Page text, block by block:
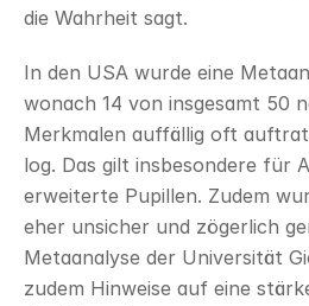
die Wahrheit sagt.
In den USA wurde eine
wonach 14 von insgesamt 50
Merkmalen auffällig oft
log. Das gilt insbesondere für
erweiterte Pupillen. Zudem
eher unsicher und zögerlich
Metaanalyse der Universität
zudem Hinweise auf eine